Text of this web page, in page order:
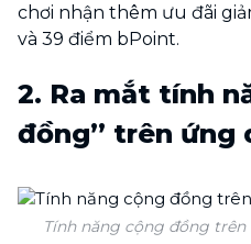
chơi nhận thêm ưu đãi
và 39 điểm bPoint.
2. Ra mắt tính
đồng” trên ứng
Tính năng cộng đồng